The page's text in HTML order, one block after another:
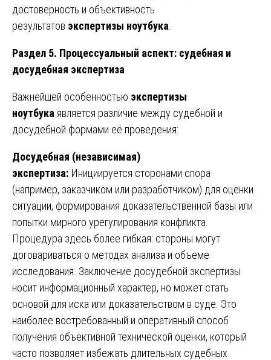
достоверность и объективность
результатов экспертизы ноутбука
Раздел 5. Процессуальный аспект: судебная и
досудебная экспертиза
Важнейшей особенностью экспертизы
ноутбука является различие между судебной и
досудебной формами её проведения:
Досудебная (независимая)
экспертиза: Инициируется сторонами спора
(например, заказчиком или разработчиком) для оценки
ситуации, формирования доказательственной базы или
попытки мирного урегулирования конфликта.
Процедура здесь более гибкая: стороны могут
договариваться о методах анализа и объеме
исследования. Заключение досудебной экспертизы
носит информационный характер, но может стать
основой для иска или доказательством в суде. Это
наиболее востребованный и оперативный способ
получения объективной технической оценки, который
часто позволяет избежать длительных судебных